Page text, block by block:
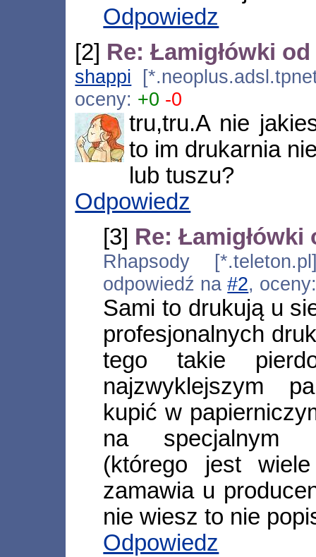
Odpowiedz
[2] Re: Łamigłówki od
shappi
oceny: +0 -0
tru,tru.A nie
to im drukarnia
lub tuszu?
Odpowiedz
[3] Re: Łamigłówki
Rhapsody
odpowiedź na#2,
Sami to drukują u
profesjonalnych
tego takie
najzwyklejszym
kupić w
na specjalnym
(którego jest
zamawia u
nie wiesz to nie
Odpowiedz